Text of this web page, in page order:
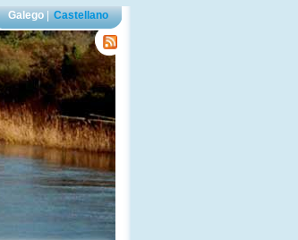
Galego| Castellano